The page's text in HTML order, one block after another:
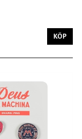
KÖP